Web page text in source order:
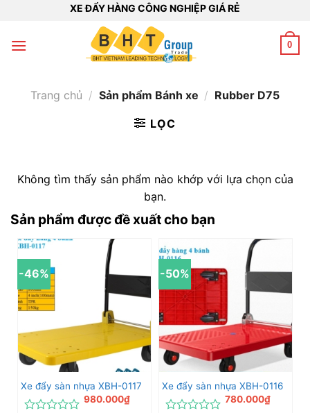
nội
XE ĐẨY HÀNG CÔNG NGHIỆP GIÁ RẺ
0
Trang chủ / Sản phẩm Bánh xe / Rubber D75
LỌC
Không tìm thấy sản phẩm nào khớp với lựa chọn của
bạn.
Sản phẩm được đề xuất cho bạn
-46%
Xe đẩy sàn nhựa XBH-0117
980.000₫
-50%
Xe đẩy sàn nhựa XBH-0116
780.000₫